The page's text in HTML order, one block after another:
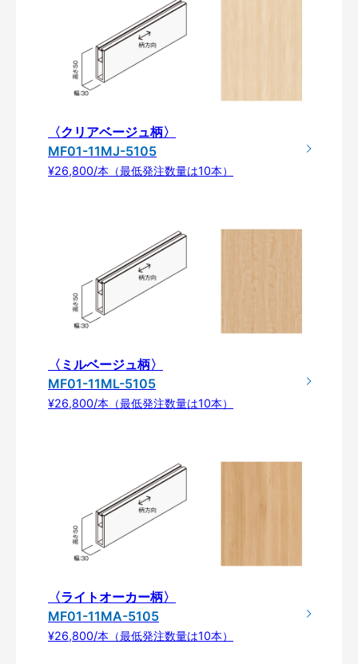
〈クリアベージュ柄〉
MF01-11MJ-5105
¥26,800/本（最低発注数量は10本）
〈ミルベージュ柄〉
MF01-11ML-5105
¥26,800/本（最低発注数量は10本）
〈ライトオーカー柄〉
MF01-11MA-5105
¥26,800/本（最低発注数量は10本）